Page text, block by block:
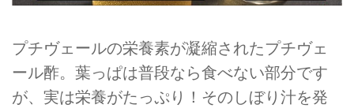
プチヴェールの栄養素が凝縮されたプチヴェ
ール酢。葉っぱは普段なら食べない部分です
が、実は栄養がたっぷり！そのしぼり汁を発